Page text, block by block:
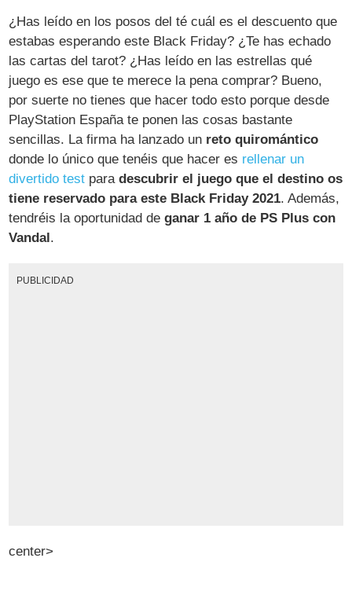
¿Has leído en los posos del té cuál es el descuento que
estabas esperando este Black Friday? ¿Te has echado
las cartas del tarot? ¿Has leído en las estrellas qué
juego es ese que te merece la pena comprar? Bueno,
por suerte no tienes que hacer todo esto porque desde
PlayStation España te ponen las cosas bastante
sencillas. La firma ha lanzado un reto quiromántico
donde lo único que tenéis que hacer es rellenar un
divertido test paradescubrir el juego que el destino os
tiene reservado para este Black Friday 2021. Además,
tendréis la oportunidad deganar 1 año de PS Plus con
Vandal.
PUBLICIDAD
center>